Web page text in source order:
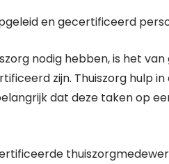
en gecertificeerd
nodig hebben, is het
zijn. Thuiszorg hulp
dat deze taken op